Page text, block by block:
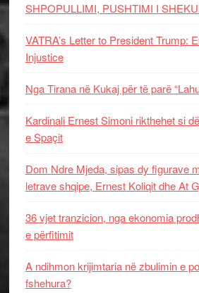
SHPOPULLIMI, PUSHTIMI I
VATRA’s Letter to President Trump:
Injustice
Nga Tirana në Kukaj për të parë
Kardinali Ernest Simoni rikthehet si
e Spaçit
Dom Ndre Mjeda, sipas dy figurave
letrave shqipe, Ernest Koliqit dhe At
36 vjet tranzicion, nga ekonomia
e përfitimit
A ndihmon krijimtaria në zbulimin e
fshehura?